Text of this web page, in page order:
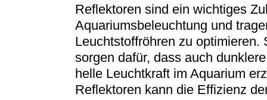
Reflektoren sind ein wichtiges
Aquariumsbeleuchtung und
Leuchtstoffröhren zu
sorgen dafür, dass auch
helle Leuchtkraft im Aquarium
Reflektoren kann die Effizienz